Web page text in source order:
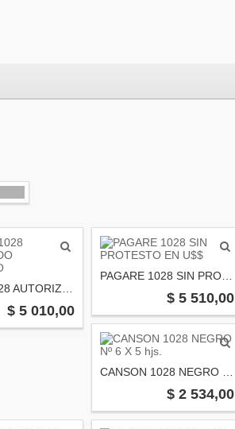
$ 5 010,00
PAGARE 1028 SIN PROTESTO EN U$$
$ 5 510,00
$ 2 534,00